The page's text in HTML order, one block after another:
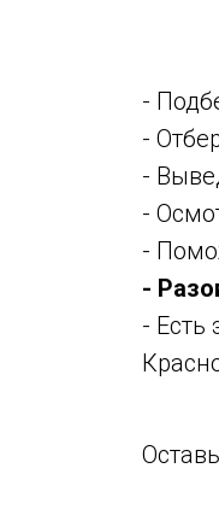
-
-
-
-
-
-
- Есть